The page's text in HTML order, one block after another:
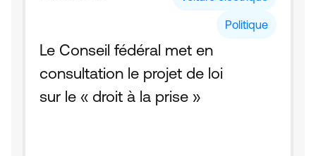
Politique
Le Conseil fédéral met en
consultation le projet de loi
sur le « droit à la prise »